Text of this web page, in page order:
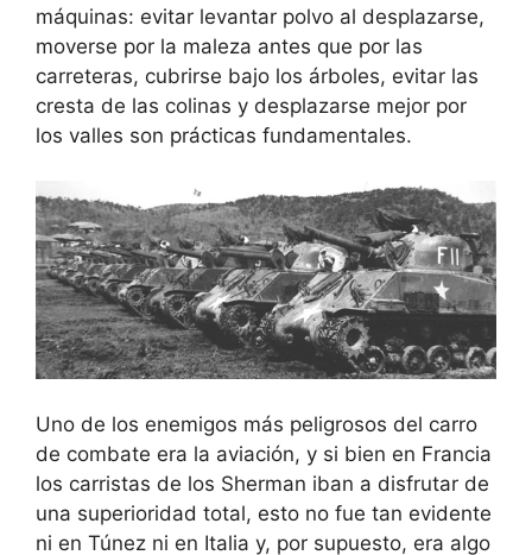
máquinas: evitar levantar polvo al desplazarse,
moverse por la maleza antes que por las
carreteras, cubrirse bajo los árboles, evitar las
cresta de las colinas y desplazarse mejor por
los valles son prácticas fundamentales.
Uno de los enemigos más peligrosos del carro
de combate era la aviación, y si bien en Francia
los carristas de los Sherman iban a disfrutar de
una superioridad total, esto no fue tan evidente
ni en Túnez ni en Italia y, por supuesto, era algo